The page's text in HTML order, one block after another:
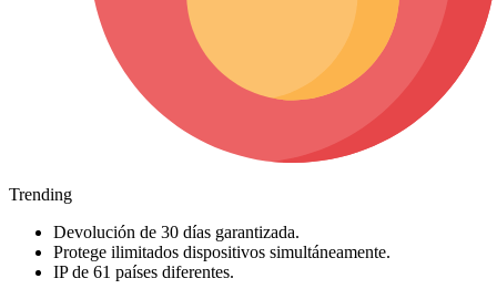
Trending
Devolución de 30 días garantizada.
Protege ilimitados dispositivos simultáneamente.
IP de 61 países diferentes.